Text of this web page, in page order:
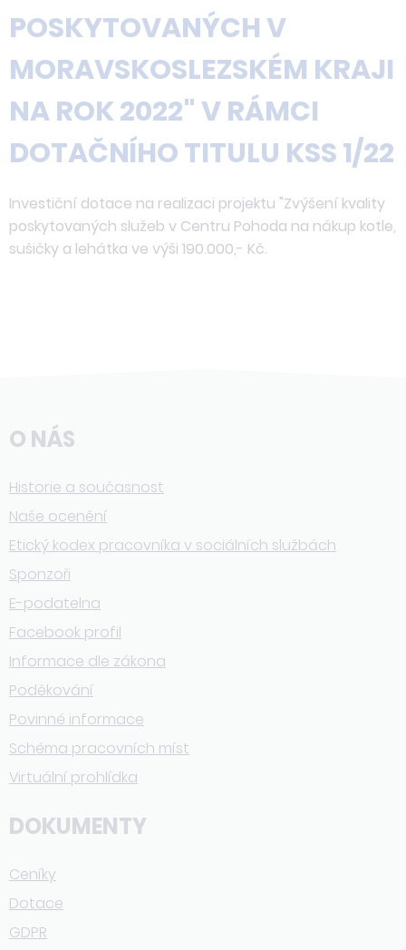
POSKYTOVANÝCH V
MORAVSKOSLEZSKÉM KRAJI
NA ROK 2022" V RÁMCI
DOTAČNÍHO TITULU KSS 1/22
Investiční dotace na realizaci projektu "Zvýšení kvality
poskytovaných služeb v Centru Pohoda na nákup kotle,
sušičky a lehátka ve výši 190.000,- Kč.
O NÁS
Historie a současnost
Naše ocenění
Etický kodex pracovníka v sociálních službách
Sponzoři
E-podatelna
Facebook profil
Informace dle zákona
Poděkování
Povinné informace
Schéma pracovních míst
Virtuální prohlídka
DOKUMENTY
Ceníky
Dotace
GDPR